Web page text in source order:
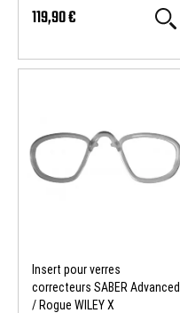
119,90 €
Insert pour verres
correcteurs SABER Advanced
/ Rogue WILEY X